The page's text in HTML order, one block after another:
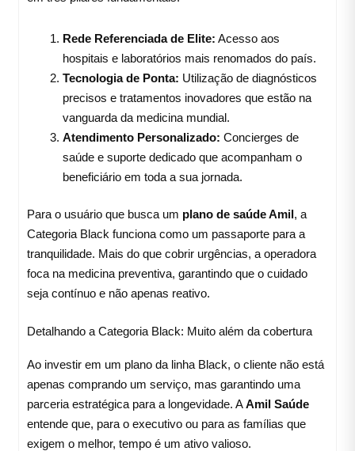
Rede Referenciada de Elite: Acesso aos
hospitais e laboratórios mais renomados do país.
Tecnologia de Ponta: Utilização de diagnósticos
precisos e tratamentos inovadores que estão na
vanguarda da medicina mundial.
Atendimento Personalizado: Concierges de
saúde e suporte dedicado que acompanham o
beneficiário em toda a sua jornada.
Para o usuário que busca um plano de saúde Amil, a
Categoria Black funciona como um passaporte para a
tranquilidade. Mais do que cobrir urgências, a operadora
foca na medicina preventiva, garantindo que o cuidado
seja contínuo e não apenas reativo.
Detalhando a Categoria Black: Muito além da cobertura
Ao investir em um plano da linha Black, o cliente não está
apenas comprando um serviço, mas garantindo uma
parceria estratégica para a longevidade. AAmil Saúde
entende que, para o executivo ou para as famílias que
exigem o melhor, tempo é um ativo valioso.